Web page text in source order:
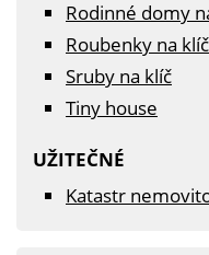
Rodinné domy
Roubenky na klíč
Sruby na klíč
Tiny house
UŽITEČNÉ
Katastr